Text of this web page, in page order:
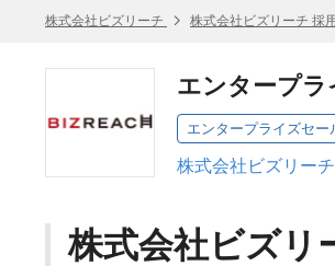
株式会社ビズリーチ 株式会社ビズリーチ 採
エンタープ
エンタープライズセ
株式会社ビズリー
株式会社ビズリ